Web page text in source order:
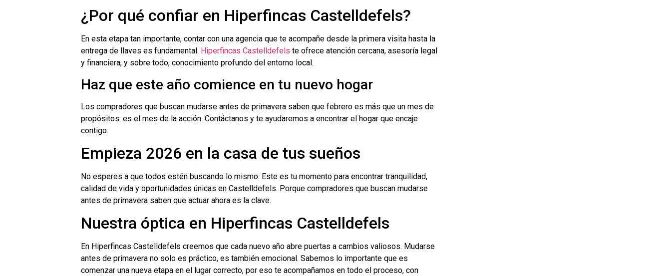
¿Por qué confiar en Hiperfincas Castelldefels?
En esta etapa tan importante, contar con una agencia que te acompañe desde la primera visita hasta la
entrega de llaves es fundamental. Hiperfincas Castelldefels te ofrece atención cercana, asesoría legal
y financiera, y sobre todo, conocimiento profundo del entorno local.
Haz que este año comience en tu nuevo hogar
Los compradores que buscan mudarse antes de primavera saben que febrero es más que un mes de
propósitos: es el mes de la acción. Contáctanos y te ayudaremos a encontrar el hogar que encaje
contigo.
Empieza 2026 en la casa de tus sueños
No esperes a que todos estén buscando lo mismo. Este es tu momento para encontrar tranquilidad,
calidad de vida y oportunidades únicas en Castelldefels. Porque compradores que buscan mudarse
antes de primavera saben que actuar ahora es la clave.
Nuestra óptica en Hiperfincas Castelldefels
En Hiperfincas Castelldefels creemos que cada nuevo año abre puertas a cambios valiosos. Mudarse
antes de primavera no solo es práctico, es también emocional. Sabemos lo importante que es
comenzar una nueva etapa en el lugar correcto, por eso te acompañamos en todo el proceso, con